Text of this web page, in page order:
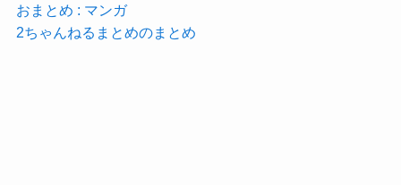
おまとめ : マンガ
2ちゃんねるまとめのまとめ